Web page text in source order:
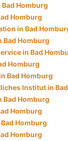
Homburg
Homburg
in Bad
Bad Homburg
in Bad
Homburg
Bad Homburg
Institut in
Bad Homburg
Homburg
Homburg
Homburg